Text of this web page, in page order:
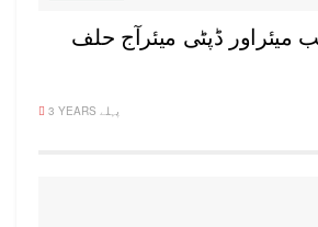
میئراور ڈپٹی میئرآج حلف
3 YEARS پہلے